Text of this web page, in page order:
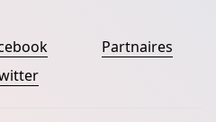
Partnaires